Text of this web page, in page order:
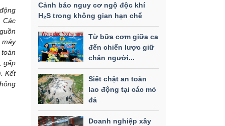
Các
máy
gấp
Kết
Cảnh báo nguy cơ ngộ độc khí
H₂S trong không gian hạn chế
Từ bữa cơm giữa ca
đến chiến lược giữ
chân người...
Siết chặt an toàn
lao động tại các mỏ
đá
Doanh nghiệp xây